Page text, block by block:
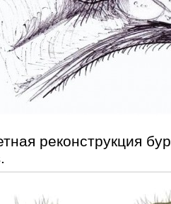
реконструкция